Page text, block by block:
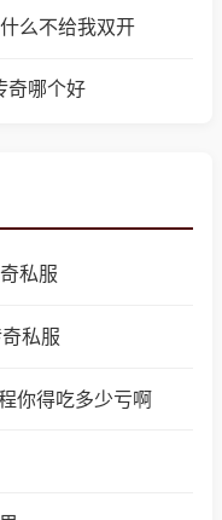
么不给我双开
奇哪个好
私服
私服
你得吃多少亏啊